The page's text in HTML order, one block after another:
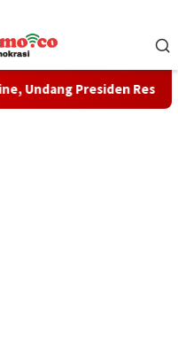
Presiden Resmikan